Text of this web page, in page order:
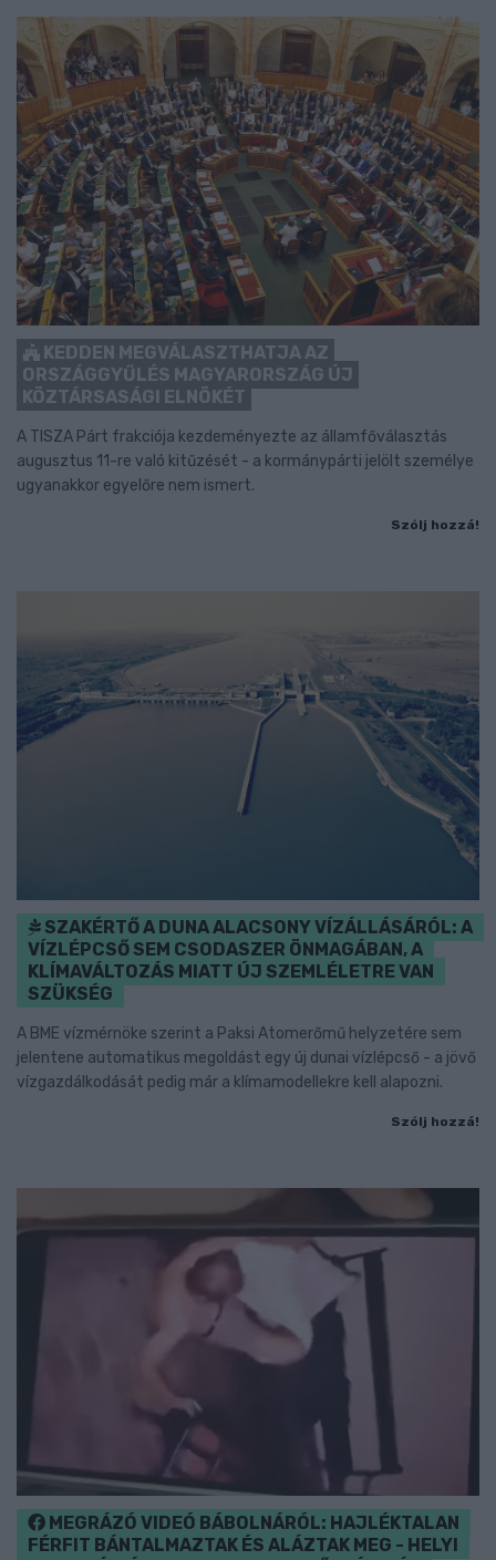
KEDDEN MEGVÁLASZTHATJA AZ
ORSZÁGGYŰLÉS MAGYARORSZÁG ÚJ
KÖZTÁRSASÁGI ELNÖKÉT
A TISZA Párt frakciója kezdeményezte az államfőválasztás
augusztus 11-re való kitűzését - a kormánypárti jelölt személye
ugyanakkor egyelőre nem ismert.
Szólj hozzá!
SZAKÉRTŐ A DUNA ALACSONY VÍZÁLLÁSÁRÓL: A
VÍZLÉPCSŐ SEM CSODASZER ÖNMAGÁBAN, A
KLÍMAVÁLTOZÁS MIATT ÚJ SZEMLÉLETRE VAN
SZÜKSÉG
A BME vízmérnöke szerint a Paksi Atomerőmű helyzetére sem
jelentene automatikus megoldást egy új dunai vízlépcső - a jövő
vízgazdálkodását pedig már a klímamodellekre kell alapozni.
Szólj hozzá!
MEGRÁZÓ VIDEÓ BÁBOLNÁRÓL: HAJLÉKTALAN
FÉRFIT BÁNTALMAZTAK ÉS ALÁZTAK MEG - HELYI